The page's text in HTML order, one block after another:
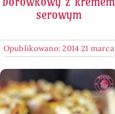
serowym
Opublikowano: 2014 21 marca